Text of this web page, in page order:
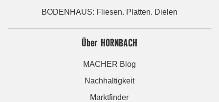
BODENHAUS: Fliesen. Platten. Dielen
Über HORNBACH
MACHER Blog
Nachhaltigkeit
Marktfinder